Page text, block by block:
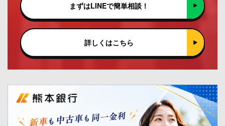
まずはLINEで簡単相談！
詳しくはこちら